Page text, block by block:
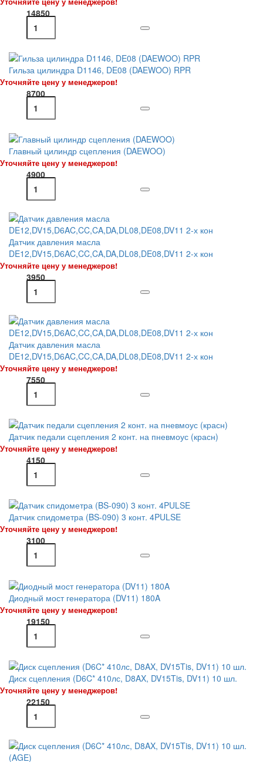
14850
Гильза цилиндра D1146, DE08 (DAEWOO) RPR
Уточняйте цену у менеджеров!
8700
Главный цилиндр сцепления (DAEWOO)
Уточняйте цену у менеджеров!
4900
Датчик давления масла
DE12,DV15,D6AC,CC,CA,DA,DL08,DE08,DV11 2-х кон
Уточняйте цену у менеджеров!
3950
Датчик давления масла
DE12,DV15,D6AC,CC,CA,DA,DL08,DE08,DV11 2-х кон
Уточняйте цену у менеджеров!
7550
Датчик педали сцепления 2 конт. на пневмоус (красн)
Уточняйте цену у менеджеров!
4150
Датчик спидометра (BS-090) 3 конт. 4PULSE
Уточняйте цену у менеджеров!
3100
Диодный мост генератора (DV11) 180A
Уточняйте цену у менеджеров!
19150
Диск сцепления (D6C* 410лс, D8AX, DV15Tis, DV11) 10 шл.
Уточняйте цену у менеджеров!
22150